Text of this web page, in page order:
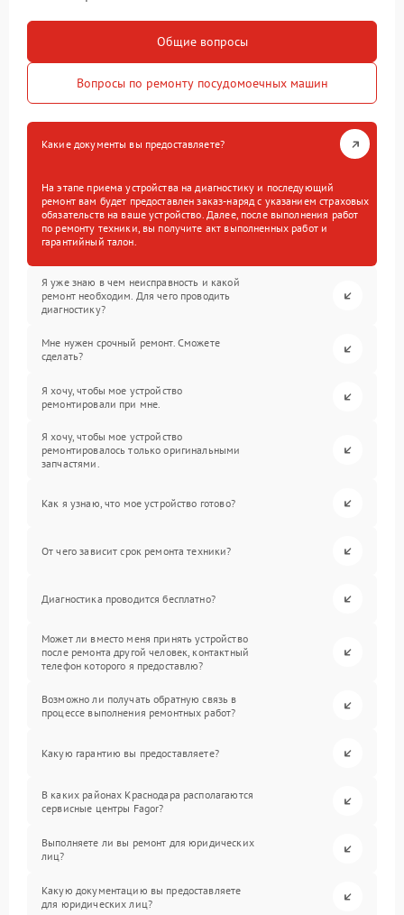
Общие вопросы
Вопросы по ремонту посудомоечных машин
Какие документы вы предоставляете?
На этапе приема устройства на диагностику и последующий
ремонт вам будет предоставлен заказ-наряд с указанием страховых
обязательств на ваше устройство. Далее, после выполнения работ
по ремонту техники, вы получите акт выполненных работ и
гарантийный талон.
Я уже знаю в чем неисправность и какой
ремонт необходим. Для чего проводить
диагностику?
Мне нужен срочный ремонт. Сможете
сделать?
Я хочу, чтобы мое устройство
ремонтировали при мне.
Я хочу, чтобы мое устройство
ремонтировалось только оригинальными
запчастями.
Как я узнаю, что мое устройство готово?
От чего зависит срок ремонта техники?
Диагностика проводится бесплатно?
Может ли вместо меня принять устройство
после ремонта другой человек, контактный
телефон которого я предоставлю?
Возможно ли получать обратную связь в
процессе выполнения ремонтных работ?
Какую гарантию вы предоставляете?
В каких районах Краснодара располагаются
сервисные центры Fagor?
Выполняете ли вы ремонт для юридических
лиц?
Какую документацию вы предоставляете
для юридических лиц?